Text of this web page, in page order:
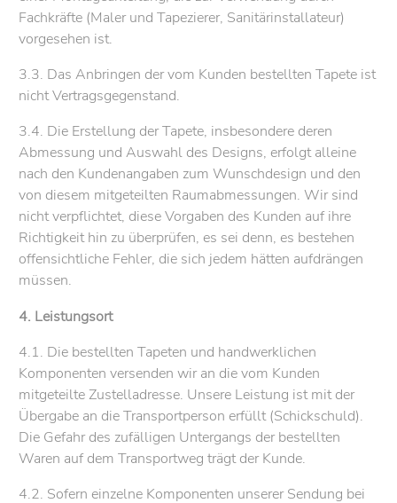
Fachkräfte (Maler und Tapezierer, Sanitärinstallateur)
vorgesehen ist.
3.3. Das Anbringen der vom Kunden bestellten Tapete ist
nicht Vertragsgegenstand.
3.4. Die Erstellung der Tapete, insbesondere deren
Abmessung und Auswahl des Designs, erfolgt alleine
nach den Kundenangaben zum Wunschdesign und den
von diesem mitgeteilten Raumabmessungen. Wir sind
nicht verpflichtet, diese Vorgaben des Kunden auf ihre
Richtigkeit hin zu überprüfen, es sei denn, es bestehen
offensichtliche Fehler, die sich jedem hätten aufdrängen
müssen.
4. Leistungsort
4.1. Die bestellten Tapeten und handwerklichen
Komponenten versenden wir an die vom Kunden
mitgeteilte Zustelladresse. Unsere Leistung ist mit der
Übergabe an die Transportperson erfüllt (Schickschuld).
Die Gefahr des zufälligen Untergangs der bestellten
Waren auf dem Transportweg trägt der Kunde.
4.2. Sofern einzelne Komponenten unserer Sendung bei